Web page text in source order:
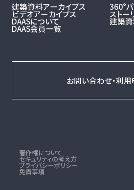
建築資料アーカイブス 360°
ビデオアーカイブス ストー
DAASについて 建築
DAAS会員一覧
お問い合わせ・利
著作権について
セキュリティの考え方
プライバシーポリシー
免責事項